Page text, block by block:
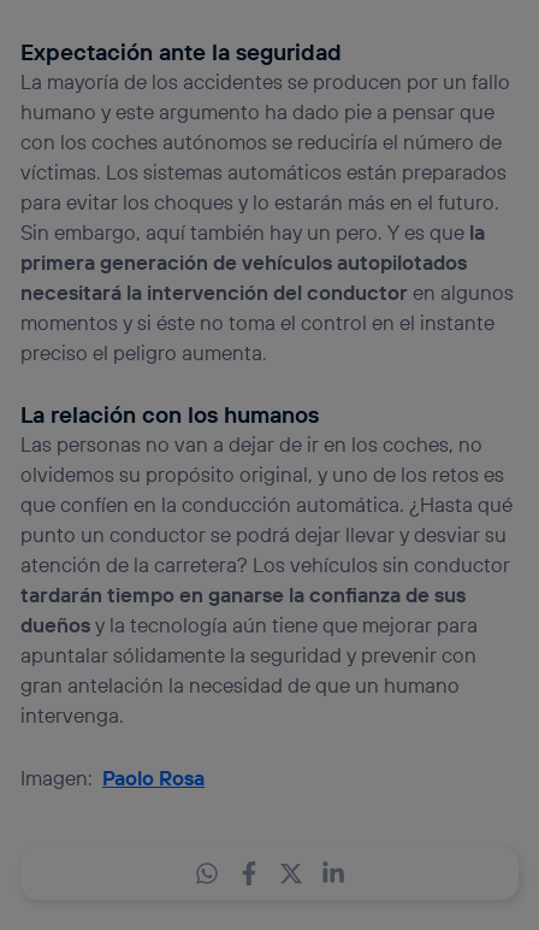
Expectación ante la seguridad
La mayoría de los accidentes se producen por un fallo
humano y este argumento ha dado pie a pensar que
con los coches autónomos se reduciría el número de
víctimas. Los sistemas automáticos están preparados
para evitar los choques y lo estarán más en el futuro.
Sin embargo, aquí también hay un pero. Y es que la
primera generación de vehículos autopilotados
necesitará la intervención del conductoren algunos
momentos y si éste no toma el control en el instante
preciso el peligro aumenta.
La relación con los humanos
Las personas no van a dejar de ir en los coches, no
olvidemos su propósito original, y uno de los retos es
que confíen en la conducción automática. ¿Hasta qué
punto un conductor se podrá dejar llevar y desviar su
atención de la carretera? Los vehículos sin conductor
tardarán tiempo en ganarse la confianza de sus
dueñosy la tecnología aún tiene que mejorar para
apuntalar sólidamente la seguridad y prevenir con
gran antelación la necesidad de que un humano
intervenga.
Imagen: Paolo Rosa